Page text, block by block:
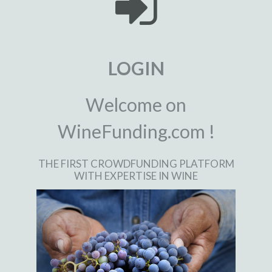
LOGIN
Welcome on
WineFunding.com !
THE FIRST CROWDFUNDING PLATFORM
WITH EXPERTISE IN WINE